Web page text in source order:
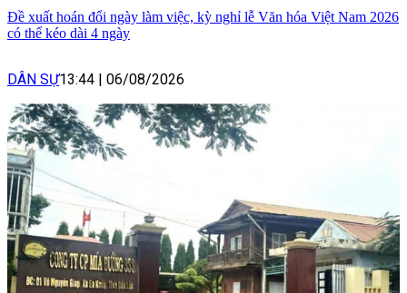
Đề xuất hoán đổi ngày làm việc, kỳ nghỉ lễ Văn hóa Việt Nam 2026
có thể kéo dài 4 ngày
DÂN SỰ13:44 06/08/2026